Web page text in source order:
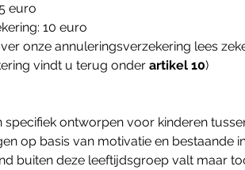
euro
10 euro
onze annuleringsverzekering lees
vindt u terug onder artikel 10)
specifiek ontworpen voor kinderen
op basis van motivatie en bestaande
buiten deze leeftijdsgroep valt maar